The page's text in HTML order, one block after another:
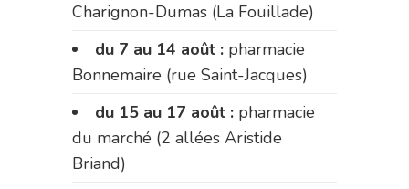
Charignon-Dumas (La Fouillade)
du 7 au 14 août : pharmacie
Bonnemaire (rue Saint-Jacques)
du 15 au 17 août : pharmacie
du marché (2 allées Aristide
Briand)